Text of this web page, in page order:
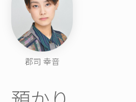
郡司 幸音